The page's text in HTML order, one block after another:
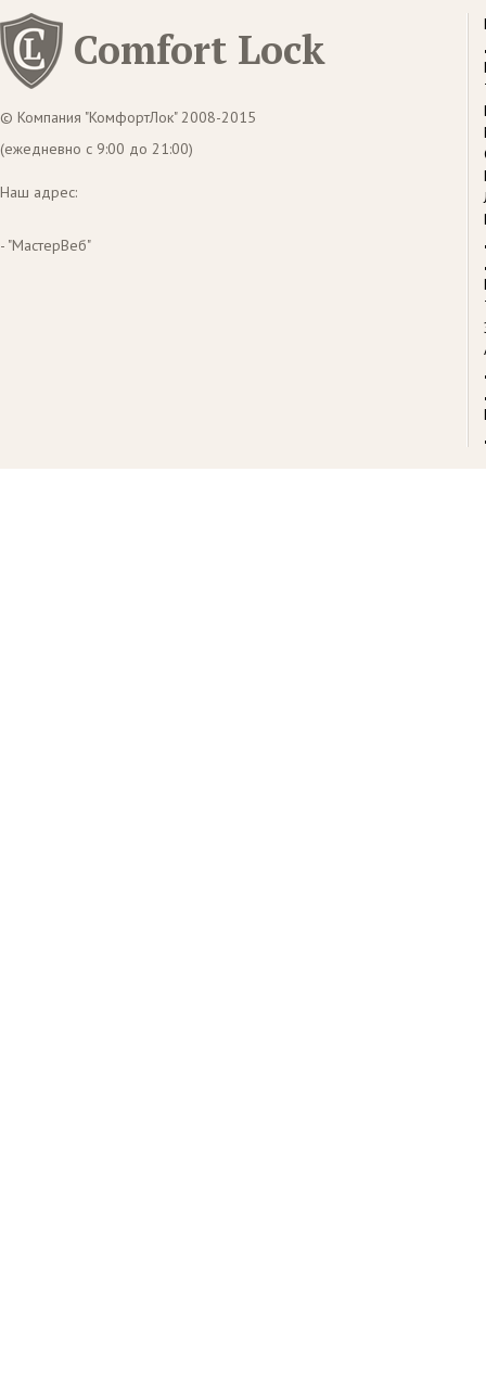
Comfort Lock
© Компания "КомфортЛок" 2008-2015
(ежедневно с 9:00 до 21:00)
Наш адрес:
- "МастерВеб"